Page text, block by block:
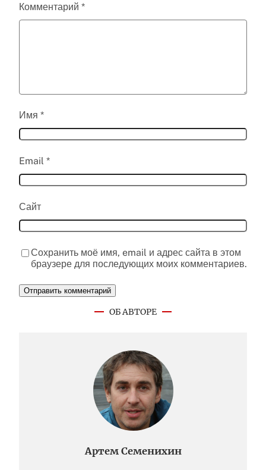
Комментарий *
Имя *
Email *
Сайт
Сохранить моё имя, email и адрес сайта в этом
браузере для последующих моих комментариев.
ОБ АВТОРЕ
Артем Семенихин